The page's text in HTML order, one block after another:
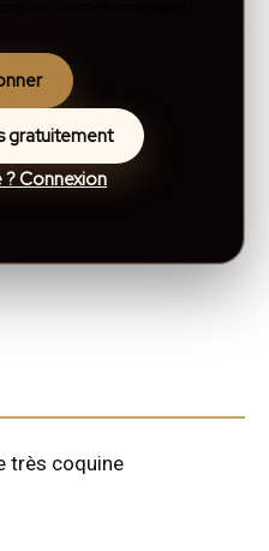
gratuitement
Connexion
très coquine